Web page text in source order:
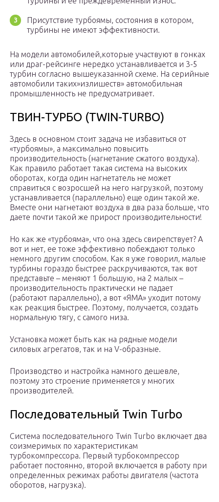
Присутствие турбоямы, состояния в котором,
турбины не имеют эффективности.
На модели автомобилей,которые участвуют в гонках
или драг-рейсинге нередко устанавливается и 3-5
турбин согласно вышеуказанной схеме. На серийные
автомобили таких»излишеств» автомобильная
промышленность не предусматривает.
ТВИН-ТУРБО (TWIN-TURBO)
Здесь в основном стоит задача не избавиться от
«турбоямы», а максимально повысить
производительность (нагнетание сжатого воздуха).
Как правило работает такая система на высоких
оборотах, когда один нагнетатель не может
справиться с возросшей на него нагрузкой, поэтому
устанавливается (параллельно) еще один такой же.
Вместе они нагнетают воздуха в два раза больше, что
даете почти такой же прирост производительности!
Но как же «турбояма», что она здесь свирепствует? А
вот и нет, ее тоже эффективно побеждают только
немного другим способом. Как я уже говорил, малые
турбины гораздо быстрее раскручиваются, так вот
представьте – меняют 1 большую, на 2 малых –
производительность практически не падает
(работают параллельно), а вот «ЯМА» уходит потому
как реакция быстрее. Поэтому, получается, создать
нормальную тягу, с самого низа.
Установка может быть как на рядные модели
силовых агрегатов, так и на V-образные.
Производство и настройка намного дешевле,
поэтому это строение применяется у многих
производителей.
Последовательный Twin Turbo
Система последовательного Twin Turbo включает два
соизмеримых по характеристикам
турбокомпрессора. Первый турбокомпрессор
работает постоянно, второй включается в работу при
определенных режимах работы двигателя (частота
оборотов, нагрузка).